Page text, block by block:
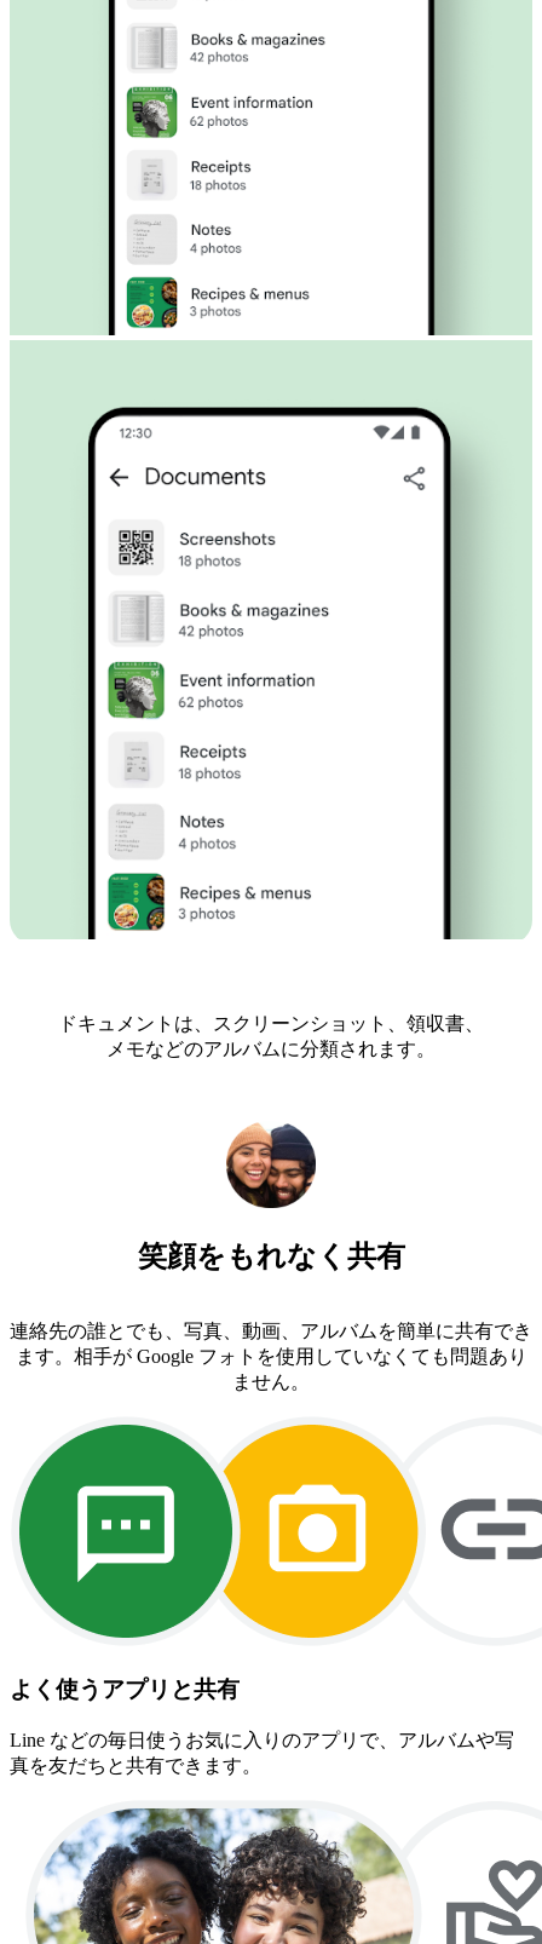
ドキュメントは、スクリーンショット、領収書、
メモなどのアルバムに分類されます。
笑顔をもれなく共有
連絡先の誰とでも、写真、動画、アルバムを簡単に共有でき
ます。相手が Google フォトを使用していなくても問題あり
ません。
よく使うアプリと共有
Line などの毎日使うお気に入りのアプリで、アルバムや写
真を友だちと共有できます。